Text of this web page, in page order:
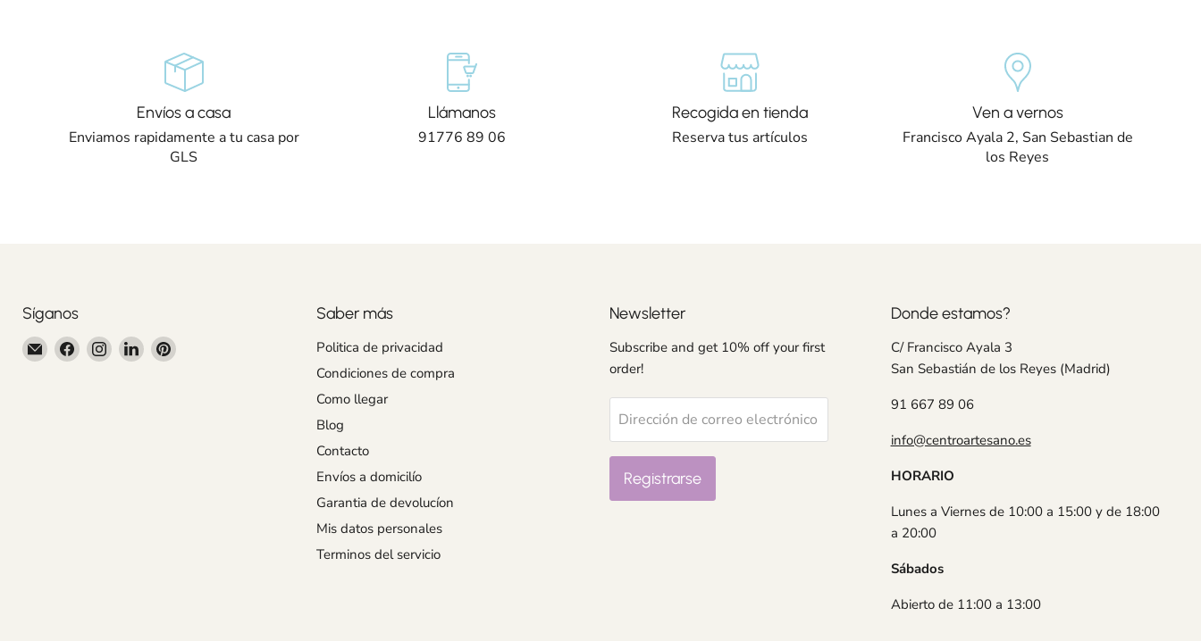
Envíos a casa
Enviamos rapidamente a tu casa por
GLS
Llámanos
91776 89 06
Recogida en tienda
Reserva tus artículos
Ven a vernos
Francisco Ayala 2, San Sebastian de
los Reyes
Síganos
Encuéntrenos
Encuéntrenos
Encuéntrenos
Encuéntrenos
Encuéntrenos
Saber más
Politica de privacidad
Condiciones de compra
Como llegar
Blog
Contacto
Envíos a domicilío
Garantia de devolucíon
Mis datos personales
Terminos del servicio
Newsletter
Subscribe and get 10% off your first
order!
Dirección de correo electrónico
Registrarse
Donde estamos?
C/ Francisco Ayala 3
San Sebastián de los Reyes (Madrid)
91 667 89 06
info@centroartesano.es
HORARIO
Lunes a Viernes de 10:00 a 15:00 y de 18:00
a 20:00
Sábados
Abierto de 11:00 a 13:00